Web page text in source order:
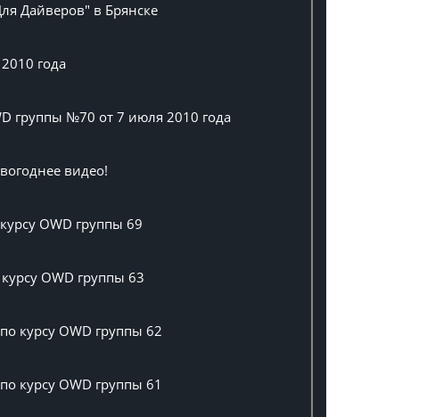
Дайверов" в Брянске
года
группы №70 от 7 июля 2010 года
видео!
OWD группы 69
OWD группы 63
курсу OWD группы 62
курсу OWD группы 61